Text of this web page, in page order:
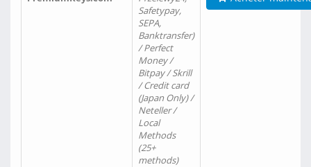
Safetypay,
SEPA,
Banktransfer)
/ Perfect
Money /
Bitpay / Skrill
/ Credit card
(Japan Only) /
Neteller /
Local
Methods
(25+
methods)